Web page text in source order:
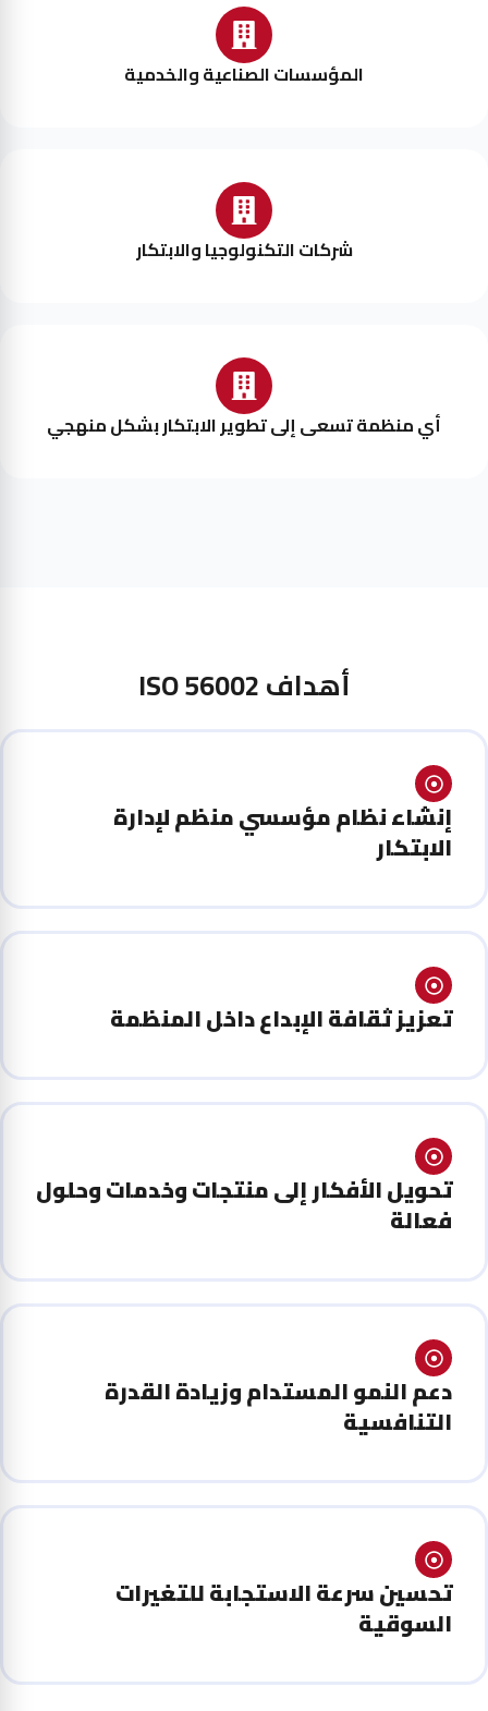
المؤسسات الصناعية والخدمية
شركات التكنولوجيا والابتكار
أي منظمة تسعى إلى تطوير الابتكار بشكل منهجي
أهداف ISO 56002
إنشاء نظام مؤسسي منظم لإدارة
الابتكار
تعزيز ثقافة الإبداع داخل المنظمة
تحويل الأفكار إلى منتجات وخدمات وحلول
فعالة
دعم النمو المستدام وزيادة القدرة
التنافسية
تحسين سرعة الاستجابة للتغيرات
السوقية